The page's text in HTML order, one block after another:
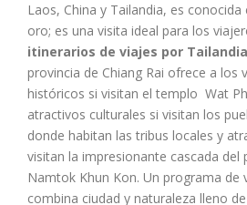
Laos, China y Tailandia, es
oro; es una visita ideal para los
itinerarios de viajes por
provincia de Chiang Rai ofrece a los
históricos si visitan el templo Wat
atractivos culturales si visitan los
donde habitan las tribus locales y
visitan la impresionante cascada del
Namtok Khun Kon. Un programa de
combina ciudad y naturaleza lleno